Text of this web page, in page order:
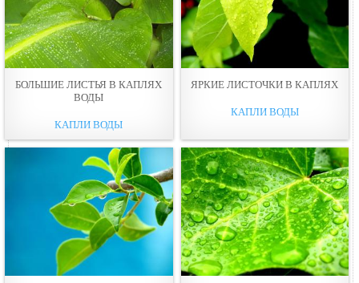
БОЛЬШИЕ ЛИСТЬЯ В КАПЛЯХ
ВОДЫ
КАПЛИ ВОДЫ
ЯРКИЕ ЛИСТОЧКИ В КАПЛЯХ
КАПЛИ ВОДЫ